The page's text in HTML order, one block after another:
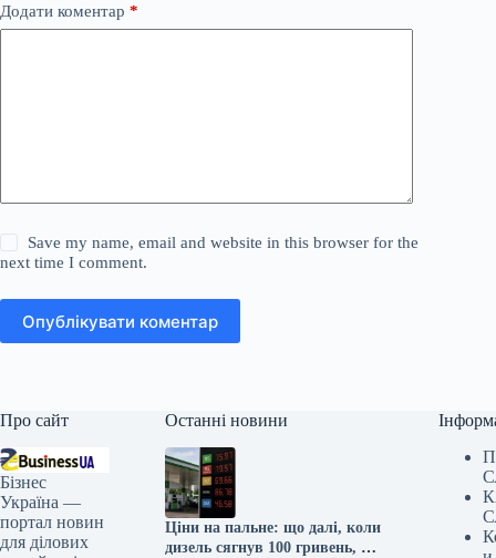
Додати коментар *
Save my name, email and website in this browser for the
next time I comment.
Опублікувати коментар
Про сайт
Бізнес
Україна —
портал новин
для ділових
Останні новини
Ціни на пальне: що далі, коли
дизель сягнув 100 гривень, а